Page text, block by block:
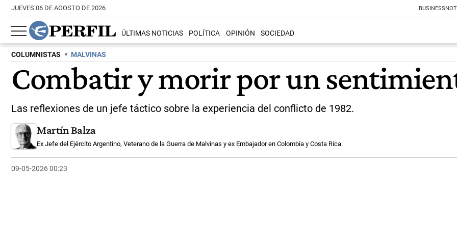
JUEVES 06 DE AGOSTO DE 2026 BUSINESS
ÚLTIMAS NOTICIAS POLÍTICA OPINIÓN SOCIEDAD
COLUMNISTAS MALVINAS
Combatir y morir por un
Las reflexiones de un jefe táctico sobre la experiencia del conflicto de 1982.
Martín Balza
Ex Jefe del Ejército Argentino, Veterano de la Guerra de Malvinas y ex Embajador en Colombia y Costa Rica.
09-05-2026 00:23